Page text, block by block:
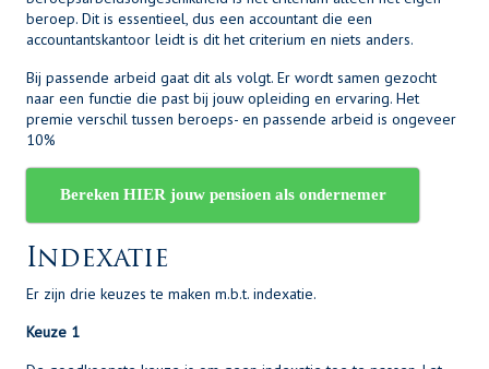
beroep. Dit is essentieel, dus een accountant die een
accountantskantoor leidt is dit het criterium en niets anders.
Bij passende arbeid gaat dit als volgt. Er wordt samen gezocht
naar een functie die past bij jouw opleiding en ervaring. Het
premie verschil tussen beroeps- en passende arbeid is ongeveer
10%
Bereken HIER jouw pensioen als ondernemer
Indexatie
Er zijn drie keuzes te maken m.b.t. indexatie.
Keuze 1